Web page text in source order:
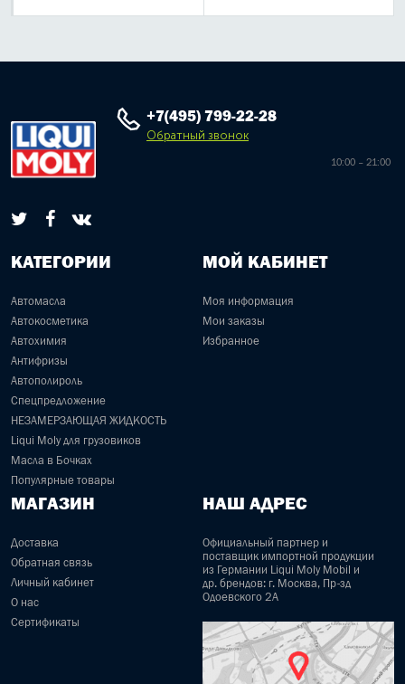
+7(495) 799-22-28
Обратный звонок
10:00 – 21:00
КАТЕГОРИИ
Автомасла
Автокосметика
Автохимия
Антифризы
Автополироль
Спецпредложение
НЕЗАМЕРЗАЮЩАЯ ЖИДКОСТЬ
Liqui Moly для грузовиков
Масла в Бочках
Популярные товары
МОЙ КАБИНЕТ
Моя информация
Мои заказы
Избранное
МАГАЗИН
Доставка
Обратная связь
Личный кабинет
О нас
Сертификаты
НАШ АДРЕС
Официальный партнер и
поставщик импортной продукции
из Германии Liqui Moly Mobil и
др. брендов: г. Москва, Пр-зд
Одоевского 2А